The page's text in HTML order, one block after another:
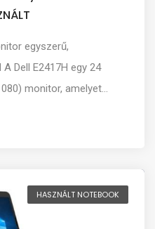
egyszerű,
Dell E2417H egy 24
monitor, amelyet...
HASZNÁLT NOTEBOOK